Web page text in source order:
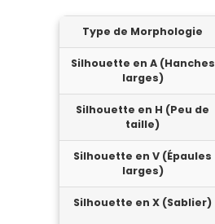
Type de Morphologie
Silhouette en A (Hanches
larges)
Silhouette en H (Peu de
taille)
Silhouette en V (Épaules
larges)
Silhouette en X (Sablier)